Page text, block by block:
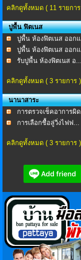
คลิกดูทั้งหมด ( 11 รายการ
ปูพื้น ฟิตเนส
ปูพื้น ห้องฟิตเนส ออก
ปูพื้น ห้องฟิตเนส ออก
รับปูพื้น ห้องฟิตเนส อ...
คลิกดูทั้งหมด ( 3 รายการ
นานาสาระ
การตรวจเช็คอาการผิด
ปกต...การเลือกชื้อลู่วิ่งไฟฟ...
คลิกดูทั้งหมด ( 3 รายการ